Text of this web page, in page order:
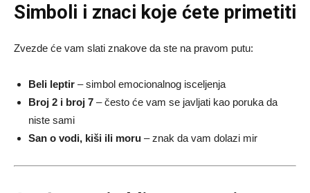
Simboli i znaci koje ćete primetiti
Zvezde će vam slati znakove da ste na pravom putu:
Beli leptir – simbol emocionalnog isceljenja
Broj 2 i broj 7 – često će vam se javljati kao poruka da
niste sami
San o vodi, kiši ili moru – znak da vam dolazi mir